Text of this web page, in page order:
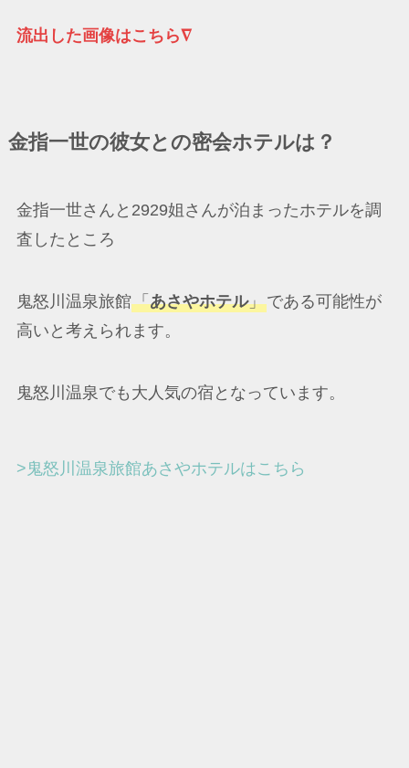
流出した画像はこちら∇
金指一世の彼女との密会ホテルは？
金指一世さんと2929姐さんが泊まったホテルを調
査したところ
鬼怒川温泉旅館「あさやホテル」である可能性が
高いと考えられます。
鬼怒川温泉でも大人気の宿となっています。
>鬼怒川温泉旅館あさやホテルはこちら